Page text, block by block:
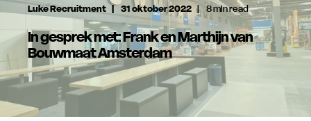
Luke Recruitment 31 oktober 2022 8 min read
In gesprek met: Frank en Marthijn van
Bouwmaat Amsterdam